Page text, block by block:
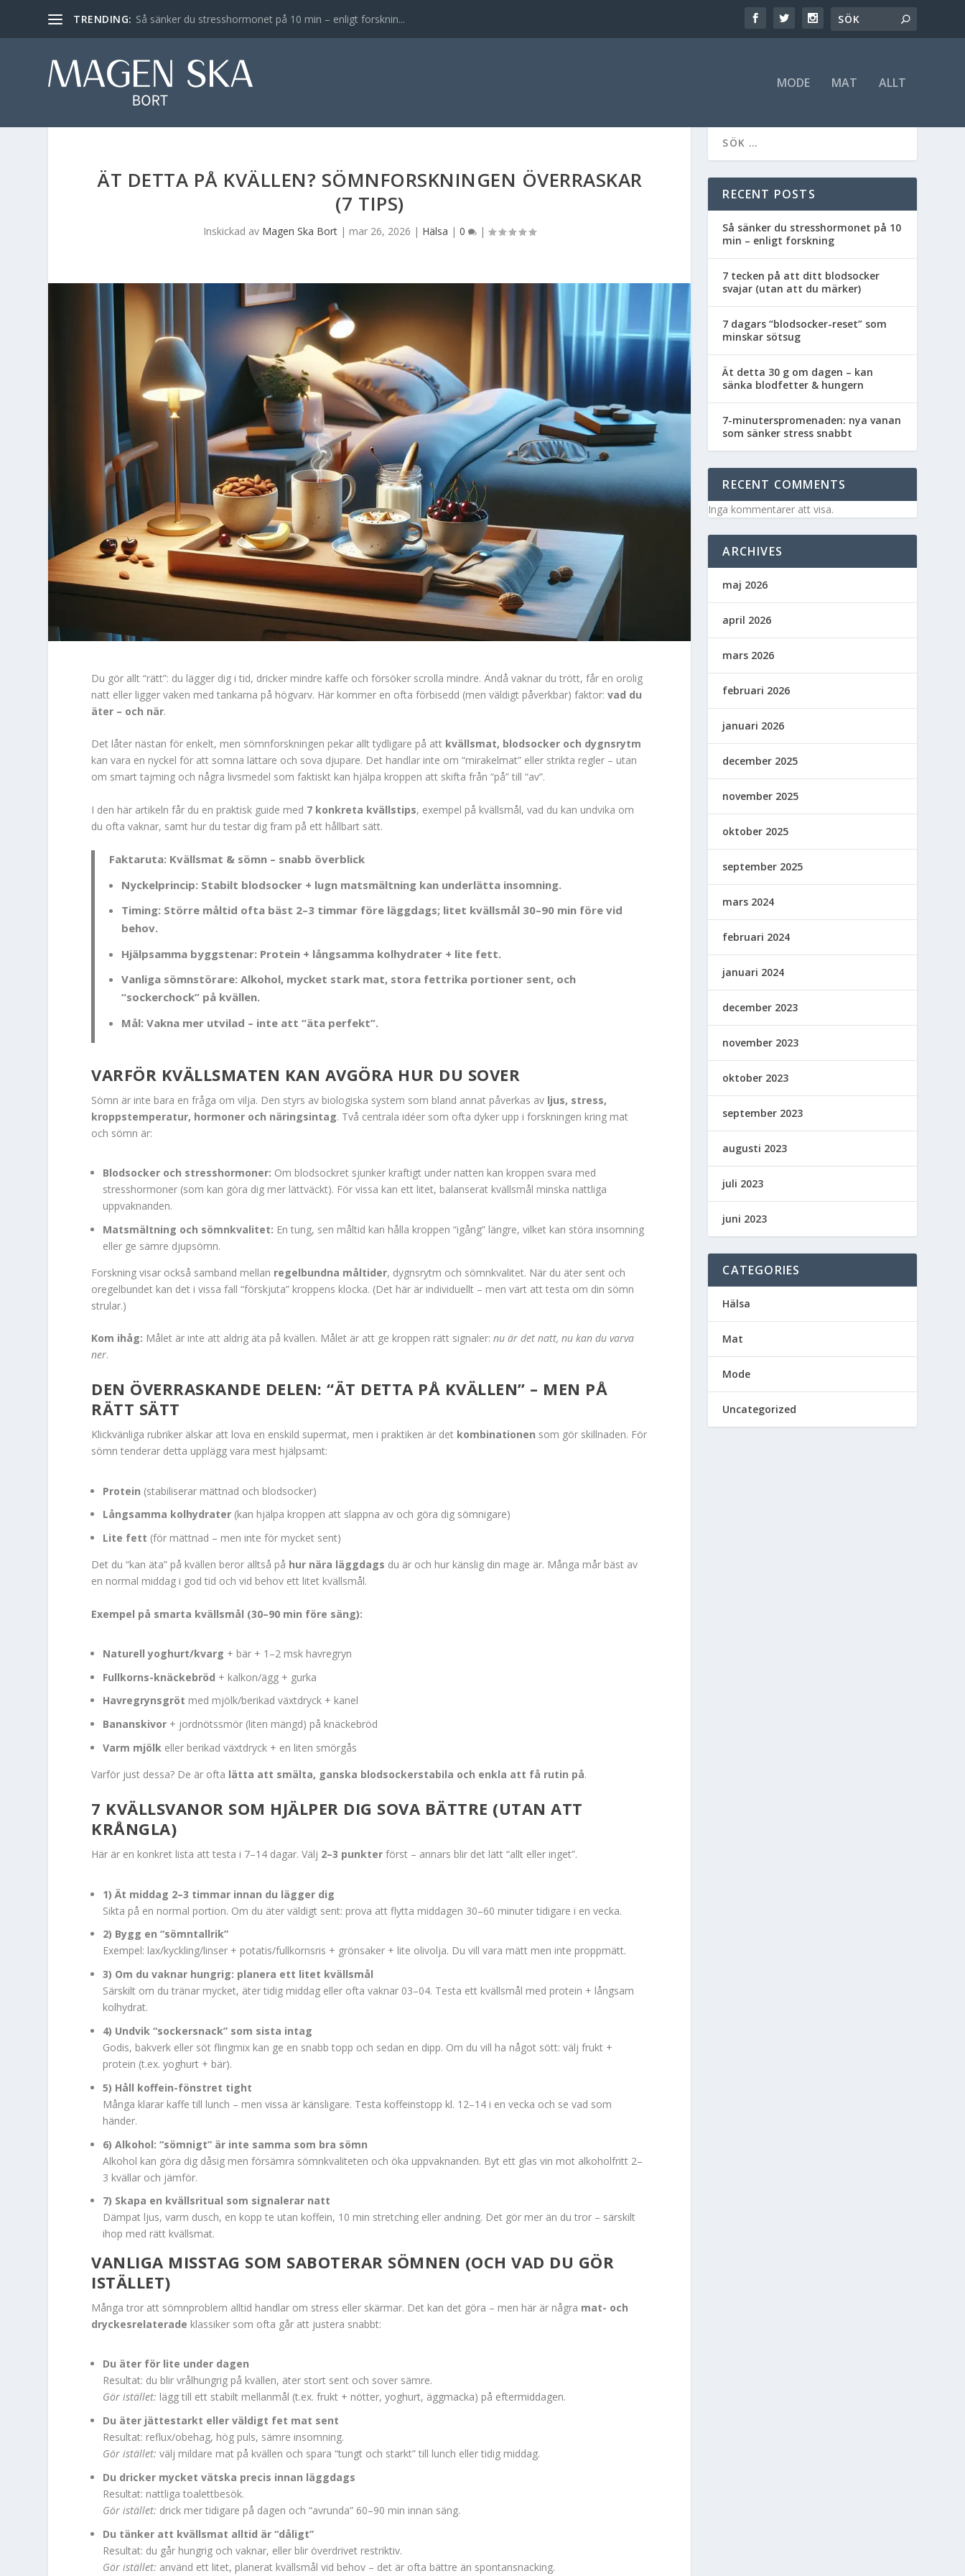
TRENDING: Så sänker du stresshormonet på 10 min – enligt forsknin...
MODE MAT ALLT
ÄT DETTA PÅ KVÄLLEN? SÖMNFORSKNINGEN ÖVERRASKAR
(7 TIPS)
Inskickad av Magen Ska Bort | mar 26, 2026 | Hälsa |0 |
Du gör allt “rätt”: du lägger dig i tid, dricker mindre kaffe och försöker scrolla mindre. Ändå vaknar du trött, får en orolig
natt eller ligger vaken med tankarna på högvarv. Här kommer en ofta förbisedd (men väldigt påverkbar) faktor:vad du
äter – och när.
Det låter nästan för enkelt, men sömnforskningen pekar allt tydligare på att kvällsmat, blodsocker och dygnsrytm
kan vara en nyckel för att somna lättare och sova djupare. Det handlar inte om “mirakelmat” eller strikta regler – utan
om smart tajming och några livsmedel som faktiskt kan hjälpa kroppen att skifta från “på” till “av”.
I den här artikeln får du en praktisk guide med 7 konkreta kvällstips, exempel på kvällsmål, vad du kan undvika om
du ofta vaknar, samt hur du testar dig fram på ett hållbart sätt.
Faktaruta: Kvällsmat & sömn – snabb överblick
Nyckelprincip: Stabilt blodsocker + lugn matsmältning kan underlätta insomning.
Timing: Större måltid ofta bäst 2–3 timmar före läggdags; litet kvällsmål 30–90 min före vid
behov.
Hjälpsamma byggstenar: Protein + långsamma kolhydrater + lite fett.
Vanliga sömnstörare: Alkohol, mycket stark mat, stora fettrika portioner sent, och
“sockerchock” på kvällen.
Mål: Vakna mer utvilad – inte att “äta perfekt”.
VARFÖR KVÄLLSMATEN KAN AVGÖRA HUR DU SOVER
Sömn är inte bara en fråga om vilja. Den styrs av biologiska system som bland annat påverkas av ljus, stress,
kroppstemperatur, hormoner och näringsintag. Två centrala idéer som ofta dyker upp i forskningen kring mat
och sömn är:
Blodsocker och stresshormoner: Om blodsockret sjunker kraftigt under natten kan kroppen svara med
stresshormoner (som kan göra dig mer lättväckt). För vissa kan ett litet, balanserat kvällsmål minska nattliga
uppvaknanden.
Matsmältning och sömnkvalitet: En tung, sen måltid kan hålla kroppen “igång” längre, vilket kan störa insomning
eller ge sämre djupsömn.
Forskning visar också samband mellan regelbundna måltider, dygnsrytm och sömnkvalitet. När du äter sent och
oregelbundet kan det i vissa fall “förskjuta” kroppens klocka. (Det här är individuellt – men värt att testa om din sömn
strular.)
Kom ihåg: Målet är inte att aldrig äta på kvällen. Målet är att ge kroppen rätt signaler:nu är det natt, nu kan du varva
ner.
DEN ÖVERRASKANDE DELEN: “ÄT DETTA PÅ KVÄLLEN” – MEN PÅ
RÄTT SÄTT
Klickvänliga rubriker älskar att lova en enskild supermat, men i praktiken är det kombinationen som gör skillnaden. För
sömn tenderar detta upplägg vara mest hjälpsamt:
Protein (stabiliserar mättnad och blodsocker)
Långsamma kolhydrater (kan hjälpa kroppen att slappna av och göra dig sömnigare)
Lite fett (för mättnad – men inte för mycket sent)
Det du “kan äta” på kvällen beror alltså på hur nära läggdags du är och hur känslig din mage är. Många mår bäst av
en normal middag i god tid och vid behov ett litet kvällsmål.
Exempel på smarta kvällsmål (30–90 min före säng):
Naturell yoghurt/kvarg + bär + 1–2 msk havregryn
Fullkorns-knäckebröd + kalkon/ägg + gurka
Havregrynsgröt med mjölk/berikad växtdryck + kanel
Bananskivor + jordnötssmör (liten mängd) på knäckebröd
Varm mjölk eller berikad växtdryck + en liten smörgås
Varför just dessa? De är ofta lätta att smälta, ganska blodsockerstabila och enkla att få rutin på.
7 KVÄLLSVANOR SOM HJÄLPER DIG SOVA BÄTTRE (UTAN ATT
KRÅNGLA)
Här är en konkret lista att testa i 7–14 dagar. Välj 2–3 punkter först – annars blir det lätt “allt eller inget”.
1) Ät middag 2–3 timmar innan du lägger dig
Sikta på en normal portion. Om du äter väldigt sent: prova att flytta middagen 30–60 minuter tidigare i en vecka.
2) Bygg en “sömntallrik”
Exempel: lax/kyckling/linser + potatis/fullkornsris + grönsaker + lite olivolja. Du vill vara mätt men inte proppmätt.
3) Om du vaknar hungrig: planera ett litet kvällsmål
Särskilt om du tränar mycket, äter tidig middag eller ofta vaknar 03–04. Testa ett kvällsmål med protein + långsam
kolhydrat.
4) Undvik “sockersnack” som sista intag
Godis, bakverk eller söt flingmix kan ge en snabb topp och sedan en dipp. Om du vill ha något sött: välj frukt +
protein (t.ex. yoghurt + bär).
5) Håll koffein-fönstret tight
Många klarar kaffe till lunch – men vissa är känsligare. Testa koffeinstopp kl. 12–14 i en vecka och se vad som
händer.
6) Alkohol: “sömnigt” är inte samma som bra sömn
Alkohol kan göra dig dåsig men försämra sömnkvaliteten och öka uppvaknanden. Byt ett glas vin mot alkoholfritt 2–
3 kvällar och jämför.
7) Skapa en kvällsritual som signalerar natt
Dämpat ljus, varm dusch, en kopp te utan koffein, 10 min stretching eller andning. Det gör mer än du tror – särskilt
ihop med rätt kvällsmat.
VANLIGA MISSTAG SOM SABOTERAR SÖMNEN (OCH VAD DU GÖR
ISTÄLLET)
Många tror att sömnproblem alltid handlar om stress eller skärmar. Det kan det göra – men här är några mat- och
dryckesrelaterade klassiker som ofta går att justera snabbt:
Du äter för lite under dagen
Resultat: du blir vrålhungrig på kvällen, äter stort sent och sover sämre.
Gör istället: lägg till ett stabilt mellanmål (t.ex. frukt + nötter, yoghurt, äggmacka) på eftermiddagen.
Du äter jättestarkt eller väldigt fet mat sent
Resultat: reflux/obehag, hög puls, sämre insomning.
Gör istället: välj mildare mat på kvällen och spara “tungt och starkt” till lunch eller tidig middag.
Du dricker mycket vätska precis innan läggdags
Resultat: nattliga toalettbesök.
Gör istället: drick mer tidigare på dagen och “avrunda” 60–90 min innan säng.
Du tänker att kvällsmat alltid är “dåligt”
Resultat: du går hungrig och vaknar, eller blir överdrivet restriktiv.
Gör istället: använd ett litet, planerat kvällsmål vid behov – det är ofta bättre än spontansnacking.
RECENT POSTS
Så sänker du stresshormonet på 10
min – enligt forskning
7 tecken på att ditt blodsocker
svajar (utan att du märker)
7 dagars “blodsocker-reset” som
minskar sötsug
Ät detta 30 g om dagen – kan
sänka blodfetter & hungern
7-minuterspromenaden: nya vanan
som sänker stress snabbt
RECENT COMMENTS
Inga kommentarer att visa.
ARCHIVES
maj 2026
april 2026
mars 2026
februari 2026
januari 2026
december 2025
november 2025
oktober 2025
september 2025
mars 2024
februari 2024
januari 2024
december 2023
november 2023
oktober 2023
september 2023
augusti 2023
juli 2023
juni 2023
CATEGORIES
Hälsa
Mat
Mode
Uncategorized